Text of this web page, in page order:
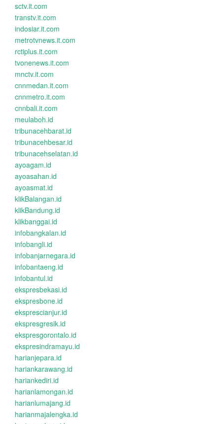
sctv.it.com
transtv.it.com
indosiar.it.com
metrotvnews.it.com
rctiplus.it.com
tvonenews.it.com
mnctv.it.com
cnnmedan.it.com
cnnmetro.it.com
cnnbali.it.com
meulaboh.id
tribunacehbarat.id
tribunacehbesar.id
tribunacehselatan.id
ayoagam.id
ayoasahan.id
ayoasmat.id
klikBalangan.id
klikBandung.id
klikbanggai.id
infobangkalan.id
infobangli.id
infobanjarnegara.id
infobantaeng.id
infobantul.id
ekspresbekasi.id
ekspresbone.id
eksprescianjur.id
ekspresgresik.id
ekspresgorontalo.id
ekspresindramayu.id
harianjepara.id
hariankarawang.id
hariankediri.id
harianlamongan.id
harianlumajang.id
harianmajalengka.id